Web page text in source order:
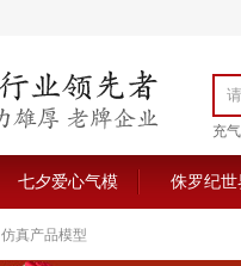
充
七夕爱心气模 侏罗纪世
仿真产品模型